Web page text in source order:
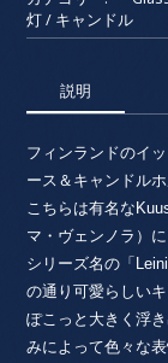
灯 / キャンドル
説明
フィンランドのイ
ース＆キャンドル
こちらは有名な
マ・ヴェンノラ）
シリーズ名の「
の通り可愛らしい
ぽこっと大きく浮
みによって色々な